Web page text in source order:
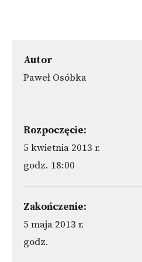
Autor
Paweł Osóbka
Rozpoczęcie:
5 kwietnia 2013 r.
godz. 18:00
Zakończenie:
5 maja 2013 r.
godz.